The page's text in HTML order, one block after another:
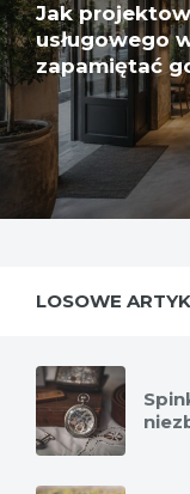
Jak
usługowego
zapamiętać
LOSOWE